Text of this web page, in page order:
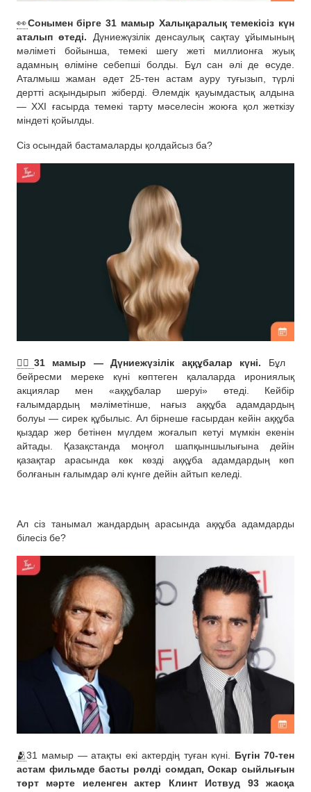
👀Сонымен бірге 31 мамыр Халықаралық темекісіз күн
аталып өтеді. Дүниежүзілік денсаулық сақтау ұйымының
мәліметі бойынша, темекі шегу жеті миллионға жуық
адамның өліміне себепші болды. Бұл сан әлі де өсуде.
Аталмыш жаман әдет 25-тен астам ауру туғызып, түрлі
дертті асқындырып жіберді. Әлемдік қауымдастық алдына
— ХХІ ғасырда темекі тарту мәселесін жоюға қол жеткізу
міндеті қойылды.
Сіз осындай бастамаларды қолдайсыз ба?
🤷‍♀️ 31 мамыр — Дүниежүзілік аққұбалар күні. Бұл
бейресми мереке күні көптеген қалаларда ирониялық
акциялар мен «аққұбалар шеруі» өтеді. Кейбір
ғалымдардың мәліметінше, нағыз аққұба адамдардың
болуы — сирек құбылыс. Ал бірнеше ғасырдан кейін аққұба
қыздар жер бетінен мүлдем жоғалып кетуі мүмкін екенін
айтады. Қазақстанда моңғол шапқыншылығына дейін
қазақтар арасында көк көзді аққұба адамдардың көп
болғанын ғалымдар әлі күнге дейін айтып келеді.
Ал сіз танымал жандардың арасында аққұба адамдарды
білесіз бе?
🫂31 мамыр — атақты екі актердің туған күні. Бүгін 70-тен
астам фильмде басты рөлді сомдап, Оскар сыйлығын
төрт мәрте иеленген актер Клинт Иствуд 93 жасқа